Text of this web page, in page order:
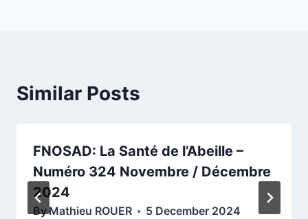
Similar Posts
FNOSAD: La Santé de l’Abeille –
Numéro 324 Novembre / Décembre
2024
ByMathieu ROUER 5 December 2024